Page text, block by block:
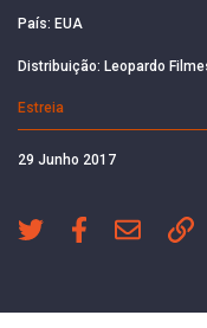
País: EUA
Distribuição: Leopardo
Estreia
29 Junho 2017